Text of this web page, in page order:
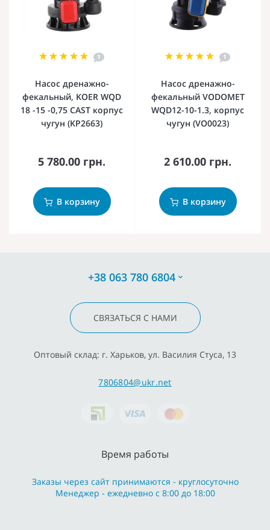
1
Насос дренажно-
фекальный, KOER WQD
18 -15 -0,75 CAST корпус
чугун (KP2663)
5 780.00 грн.
В корзину
1
Насос дренажно-
фекальный VODOMET
WQD12-10-1.3, корпус
чугун (VO0023)
2 610.00 грн.
В корзину
+38 063 780 6804
СВЯЗАТЬСЯ С НАМИ
Оптовый склад: г. Харьков, ул. Василия Стуса, 13
7806804@ukr.net
Время работы
Заказы через сайт принимаются - круглосуточно
Менеджер - ежедневно с 8:00 до 18:00